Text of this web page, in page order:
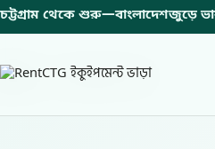
চট্টগ্রাম থেকে শুরু—বাংলাদেশজুড়ে